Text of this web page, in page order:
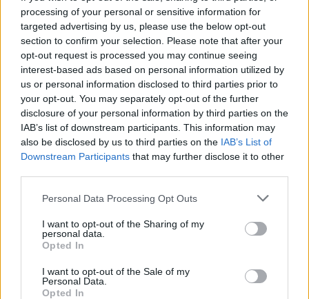
processing of your personal or sensitive information for
targeted advertising by us, please use the below opt-out
section to confirm your selection. Please note that after your
opt-out request is processed you may continue seeing
interest-based ads based on personal information utilized by
us or personal information disclosed to third parties prior to
your opt-out. You may separately opt-out of the further
disclosure of your personal information by third parties on the
IAB’s list of downstream participants. This information may
also be disclosed by us to third parties on the IAB’s List of
Downstream Participants that may further disclose it to other
Please note that this website/app uses one or more Google
not limited to your visit or usage behaviour. You may click to
grant or deny consent to Google and its third-party tags to
use your data for below specified purposes in below Google
consent section.
Personal Data Processing Opt Outs
I want to opt-out of the Sharing of my
personal data.
Opted In
I want to opt-out of the Sale of my
Personal Data.
Opted In
közös munkájuk gyümölcsének tekintik.
A Christie's a New York-i árverés előtt 20-30
ezer dollárra becsülte a portré értékét. Az
aukciósház nem hozta nyilvánosságra, ki
vette meg tízszeres áron az alkotást.
A keddi aukción a Szelíd motorosok egykori
sztárjának és rendezőjének mintegy
háromszáz értéktárgyát bocsátották
Forrás:MTI
Történelem Aukció Andy Warhol Háború Képző